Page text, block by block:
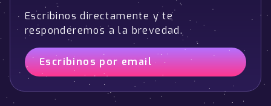
Escribinos directamente y te
responderemos a la brevedad.
Escribinos por email